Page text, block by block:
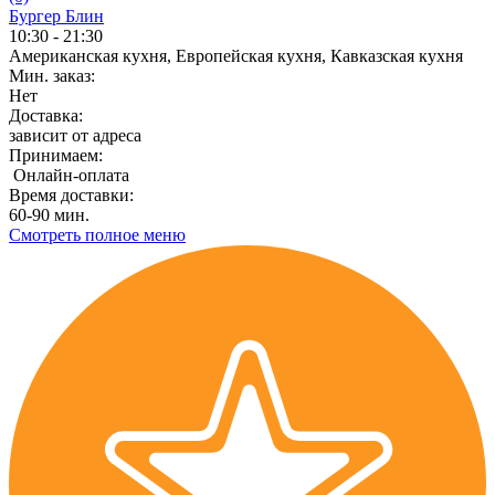
Бургер Блин
10:30 - 21:30
Американская кухня, Европейская кухня, Кавказская кухня
Мин. заказ:
Нет
Доставка:
зависит от адреса
Принимаем:
Онлайн-оплата
Время доставки:
60-90 мин.
Смотреть полное меню